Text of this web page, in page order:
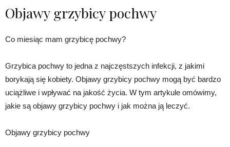
Objawy grzybicy pochwy
Co miesiąc mam grzybicę pochwy?
Grzybica pochwy to jedna z najczęstszych infekcji, z jakimi
borykają się kobiety. Objawy grzybicy pochwy mogą być bardzo
uciążliwe i wpływać na jakość życia. W tym artykule omówimy,
jakie są objawy grzybicy pochwy i jak można ją leczyć.
Objawy grzybicy pochwy